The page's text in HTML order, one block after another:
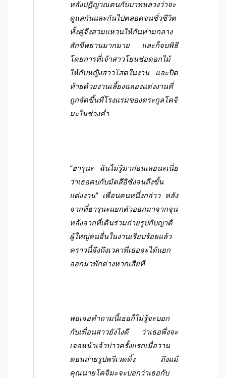
หลังปฏิญาณตนกับบาทหลวงว่าจะ
ดูแลกันและกันไปตลอดจนชั่วชีวิต
ทั้งคู่จึงสวมแหวนให้กันท่ามกลาง
สักขีพยานมากมาย และก็จบพิธี
โดยการที่เจ้าสาวโยนช่อดอกไม้
ให้กับหญิงสาวโสดในงาน และปิด
ท้ายด้วยงานเลี้ยงฉลองแต่งงานที่
ถูกจัดขึ้นที่โรงแรมของตระกูลโคจิ
มะในช่วงค่ำ
“ฮารุนะ ฉันไม่รู้มาก่อนเลยนะเนี่ย
ว่าเธอคบกับมัตสึอิซังจนถึงขั้น
แต่งงาน” เพื่อนคนหนึ่งกล่าว หลัง
จากที่ฮารุนะแยกตัวออกมาจากจุน
หลังจากที่เดินร่วมถ่ายรูปกับญาติ
ผู้ใหญ่คนอื่นในงานเรียบร้อยแล้ว
คราวนี้จึงถึงเวลาที่เธอจะได้แยก
ออกมาพักต่างหากเสียที
พอเจอคำถามนี้เธอก็ไม่รู้จะบอก
กับเพื่อนสาวยังไงดี ว่าเธอพึ่งจะ
เจอหน้าเจ้าบ่าวครั้งแรกเมื่อวาน
ตอนถ่ายรูปพรีเวดดิ้ง ถึงแม้
คุณนายโคจิมะจะบอกว่าเธอกับ